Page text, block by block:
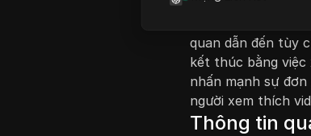
truy cập vào
quan dẫn đến tùy
kết thúc bằng
nhấn mạnh sự
người xem thích
Thông tin